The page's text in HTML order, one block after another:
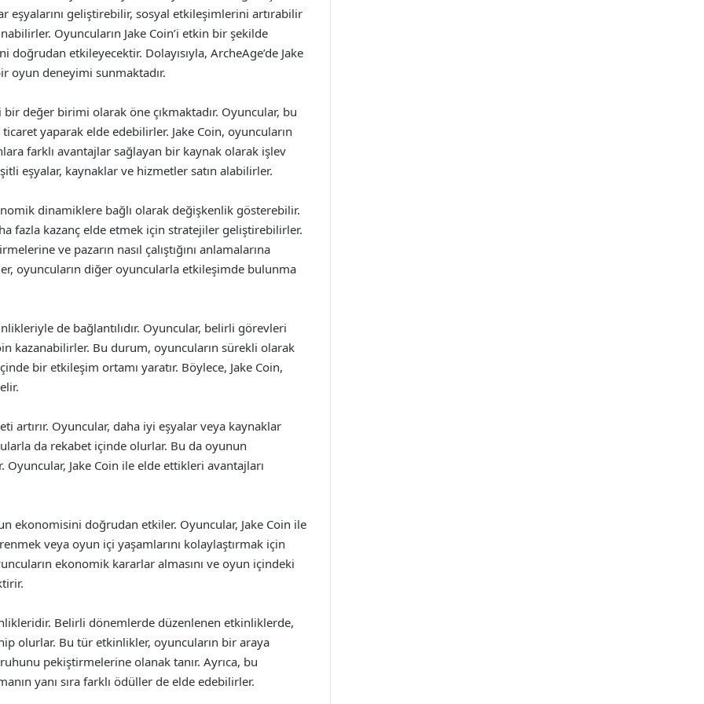
geliştirebilir, sosyal etkileşimlerini artırabilir
Oyuncuların Jake Coin’i etkin bir şekilde
etkileyecektir. Dolayısıyla, ArcheAge’de Jake
oyun deneyimi sunmaktadır.
değer birimi olarak öne çıkmaktadır. Oyuncular, bu
yaparak elde edebilirler. Jake Coin, oyuncuların
farklı avantajlar sağlayan bir kaynak olarak işlev
eşyalar, kaynaklar ve hizmetler satın alabilirler.
dinamiklere bağlı olarak değişkenlik gösterebilir.
fazla kazanç elde etmek için stratejiler geliştirebilirler.
ve pazarın nasıl çalıştığını anlamalarına
oyuncuların diğer oyuncularla etkileşimde bulunma
de bağlantılıdır. Oyuncular, belirli görevleri
kazanabilirler. Bu durum, oyuncuların sürekli olarak
bir etkileşim ortamı yaratır. Böylece, Jake Coin,
artırır. Oyuncular, daha iyi eşyalar veya kaynaklar
da rekabet içinde olurlar. Bu da oyunun
Jake Coin ile elde ettikleri avantajları
ekonomisini doğrudan etkiler. Oyuncular, Jake Coin ile
veya oyun içi yaşamlarını kolaylaştırmak için
ekonomik kararlar almasını ve oyun içindeki
Belirli dönemlerde düzenlenen etkinliklerde,
olurlar. Bu tür etkinlikler, oyuncuların bir araya
pekiştirmelerine olanak tanır. Ayrıca, bu
yanı sıra farklı ödüller de elde edebilirler.